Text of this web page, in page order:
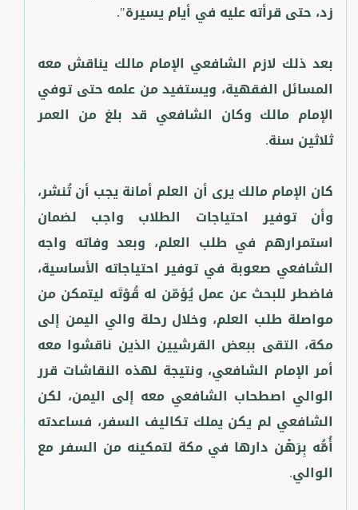
بعد ذلك لازم الشافعي الإمام مالك يناقش معه
المسائل الفقهية، ويستفيد من علمه حتى توفي
الإمام مالك وكان الشافعي قد بلغ من العمر
كان الإمام مالك يرى أن العلم أمانة يجب أن تُنشر،
وأن توفير احتياجات الطلاب واجب لضمان
استمرارهم في طلب العلم، وبعد وفاته واجه
الشافعي صعوبة في توفير احتياجاته الأساسية،
فاضطر للبحث عن عمل يُؤمّن له قُوْتَه ليتمكن من
مواصلة طلب العلم، وخلال رحلة والي اليمن إلى
مكة، التقى ببعض القرشيين الذين ناقشوا معه
أمر الإمام الشافعي، ونتيجة لهذه النقاشات قرر
الوالي اصطحاب الشافعي معه إلى اليمن، لكن
الشافعي لم يكن يملك تكاليف السفر، فساعدته
أُمُّه بِرَهْن دارها في مكة لتمكينه من السفر مع